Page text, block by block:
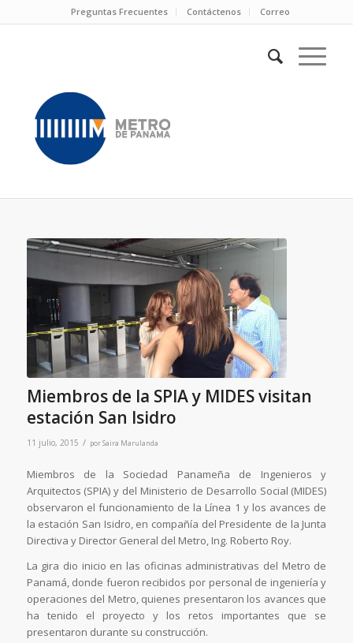
Preguntas Frecuentes Contáctenos Correo
Miembros de la SPIA y MIDES visitan
estación San Isidro
11 julio, 2015 / porSaira Marulanda
Miembros de la Sociedad Panameña de Ingenieros y
Arquitectos (SPIA) y del Ministerio de Desarrollo Social (MIDES)
observaron el funcionamiento de la Línea 1 y los avances de
la estación San Isidro, en compañía del Presidente de la Junta
Directiva y Director General del Metro, Ing. Roberto Roy.
La gira dio inicio en las oficinas administrativas del Metro de
Panamá, donde fueron recibidos por personal de ingeniería y
operaciones del Metro, quienes presentaron los avances que
ha tenido el proyecto y los retos importantes que se
presentaron durante su construcción.